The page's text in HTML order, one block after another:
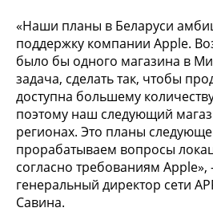
«Наши планы в Беларуси
поддержку компании Apple.
было бы одного магазина в
задача, сделать так, чтобы
доступна большему
поэтому наш следующий
регионах. Это планы
прорабатываем вопросы
согласно требованиям
генеральный директор сети
Савина.